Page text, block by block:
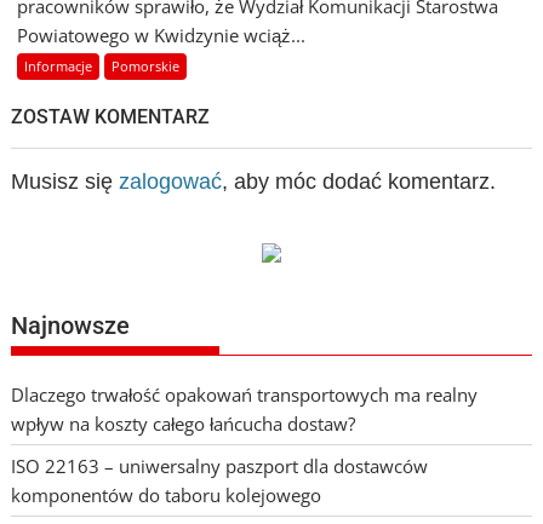
pracowników sprawiło, że Wydział Komunikacji Starostwa
Powiatowego w Kwidzynie wciąż...
Informacje Pomorskie
ZOSTAW KOMENTARZ
Musisz się zalogować, aby móc dodać komentarz.
Najnowsze
Dlaczego trwałość opakowań transportowych ma realny
wpływ na koszty całego łańcucha dostaw?
ISO 22163 – uniwersalny paszport dla dostawców
komponentów do taboru kolejowego